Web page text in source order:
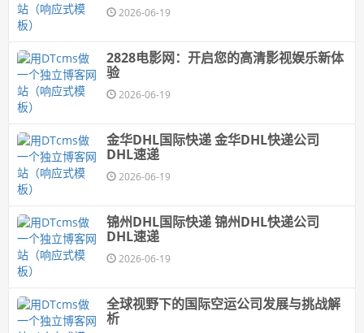
2026-06-19
2828电影网：开启您的高清影视娱乐新体
验
2026-06-19
金华DHL国际快递 金华DHL快递公司
DHL速递
2026-06-19
锦州DHL国际快递 锦州DHL快递公司
DHL速递
2026-06-19
全球视野下的国际空运公司发展与挑战解
析